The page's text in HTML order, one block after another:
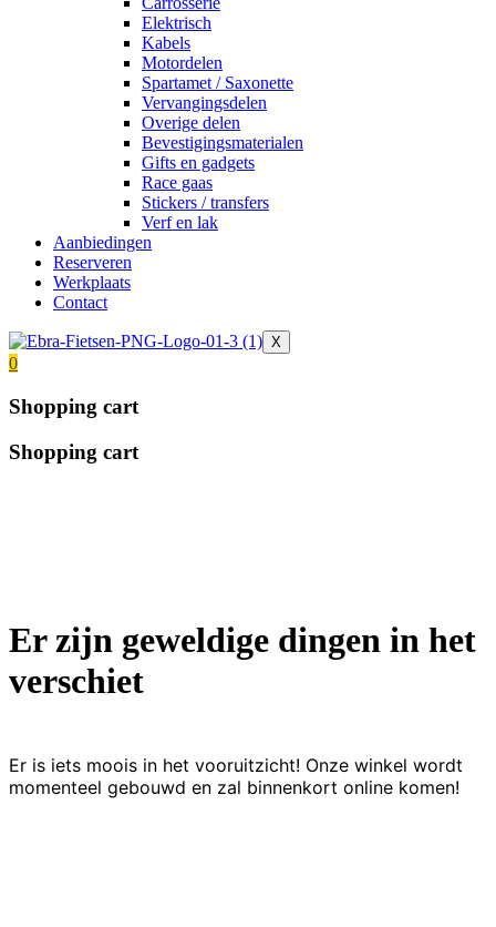
Elektrisch
Kabels
Motordelen
Spartamet / Saxonette
Vervangingsdelen
Overige delen
Bevestigingsmaterialen
Gifts en gadgets
Race gaas
Stickers / transfers
Verf en lak
Aanbiedingen
Reserveren
Werkplaats
Contact
X
0
Shopping cart
Shopping cart
Er zijn geweldige dingen in het
verschiet
Er is iets moois in het vooruitzicht! Onze winkel wordt
momenteel gebouwd en zal binnenkort online komen!